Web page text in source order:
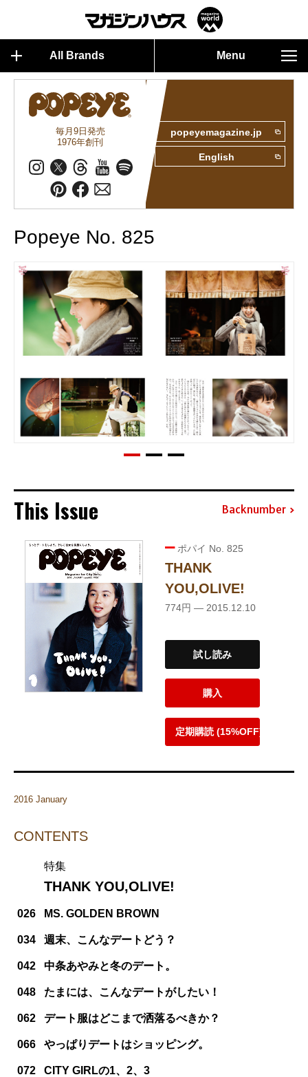
All Brands Menu
毎月9日発売
1976年創刊
popeyemagazine.jp
English
Popeye No. 825
This Issue Backnumber
ポパイ No. 825
THANK
YOU,OLIVE!
774円 — 2015.12.10
試し読み
購入
定期購読 (15%OFF)
2016 January
CONTENTS
特集
THANK YOU,OLIVE!
026 MS. GOLDEN BROWN
034 週末、こんなデートどう？
042 中条あやみと冬のデート。
048 たまには、こんなデートがしたい！
062 デート服はどこまで洒落るべきか？
066 やっぱりデートはショッピング。
072 CITY GIRLの1、2、3